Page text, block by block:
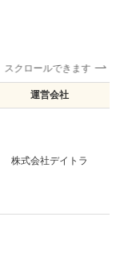
スクロールできます
運営会社
株式会社デイトラ